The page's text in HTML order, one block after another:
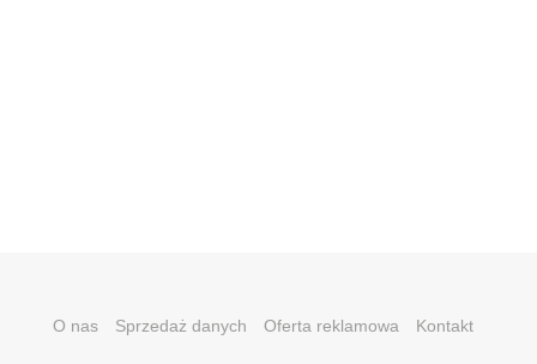
O nas Sprzedaż danych Oferta reklamowa Kontakt